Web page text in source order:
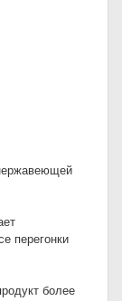
перегонки
более